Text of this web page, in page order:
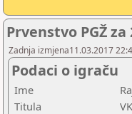
Prvenstvo PGŽ
Zadnja izmjena11.03.2017
Podaci o igraču
Ime
Titula
VK